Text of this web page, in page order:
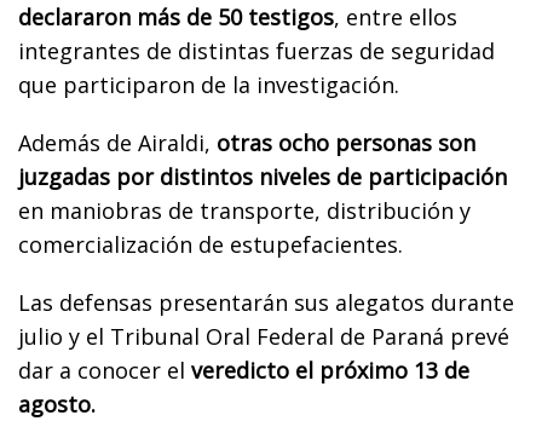
declararon más de 50 testigos, entre ellos
integrantes de distintas fuerzas de seguridad
que participaron de la investigación.
Además de Airaldi, otras ocho personas son
juzgadas por distintos niveles de participación
en maniobras de transporte, distribución y
comercialización de estupefacientes.
Las defensas presentarán sus alegatos durante
julio y el Tribunal Oral Federal de Paraná prevé
dar a conocer el veredicto el próximo 13 de
agosto.